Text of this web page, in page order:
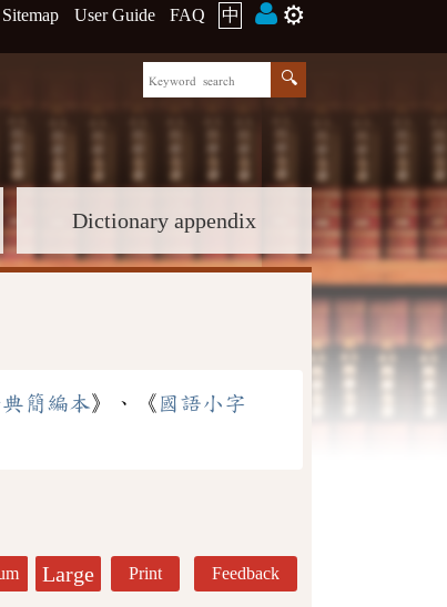
Sitemap User Guide FAQ 中 ⚙️
Dictionary appendix
簡編本》、《 國語小字
Large Print Feedback